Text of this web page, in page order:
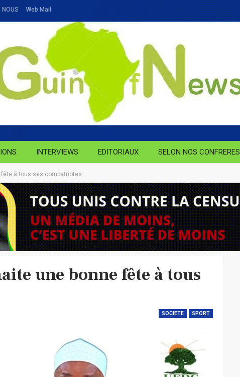
NOUS Web Mail
INTERVIEWS EDITORIAUX SELON NOS CONFRERES
à tous ses compatriotes
une bonne fête à tous
SOCIETE SPORT